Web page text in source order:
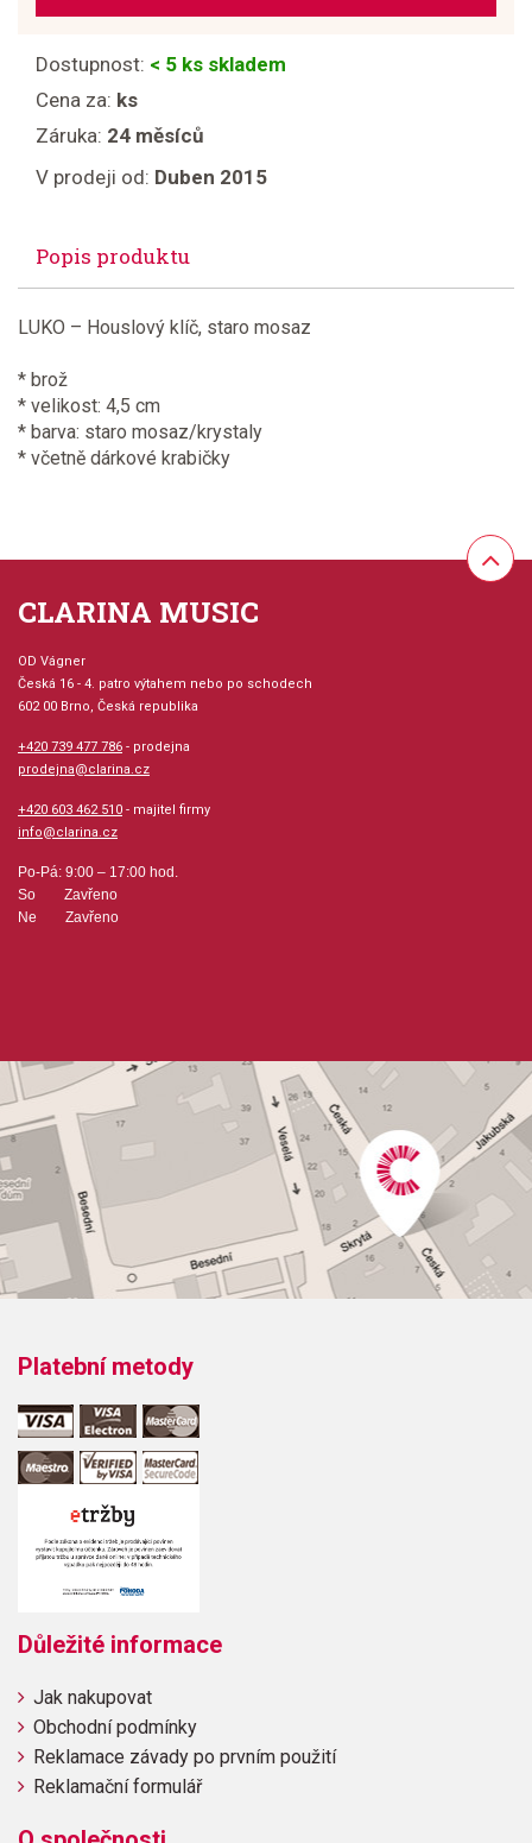
Dostupnost: < 5 ks skladem
Cena za: ks
Záruka: 24 měsíců
V prodeji od: Duben 2015
Popis produktu
LUKO – Houslový klíč, staro mosaz
* brož
* velikost: 4,5 cm
* barva: staro mosaz/krystaly
* včetně dárkové krabičky
CLARINA MUSIC
OD Vágner
Česká 16 - 4. patro výtahem nebo po schodech
602 00 Brno, Česká republika
+420 739 477 786 - prodejna
prodejna@clarina.cz
+420 603 462 510 - majitel firmy
info@clarina.cz
Po-Pá: 9:00 – 17:00 hod.
So Zavřeno
Ne Zavřeno
Platební metody
Důležité informace
Jak nakupovat
Obchodní podmínky
Reklamace závady po prvním použití
Reklamační formulář